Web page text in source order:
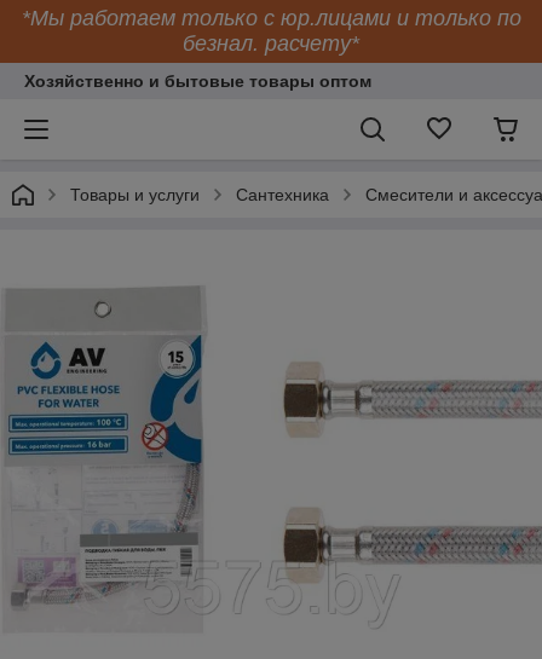
*Мы работаем только с юр.лицами и только по
безнал. расчету*
Хозяйственно и бытовые товары оптом
Товары и услуги Сантехника Смесители и